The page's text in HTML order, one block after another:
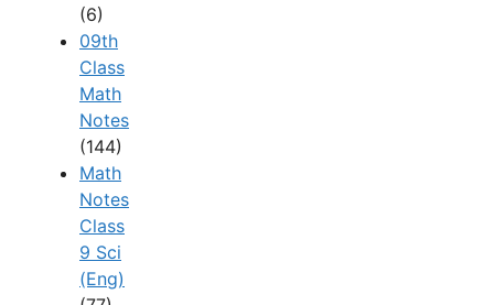
(6)
09th
Class
Math
Notes
(144)
Math
Notes
Class
9 Sci
(Eng)